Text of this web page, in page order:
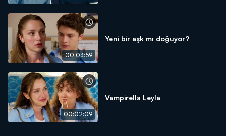
00:03:59
Yeni bir aşk mı doğuyor?
00:02:09
Vampirella Leyla